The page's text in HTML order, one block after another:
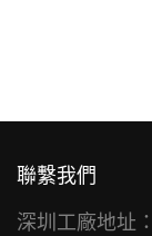
聯繫我們
深圳工廠地址：